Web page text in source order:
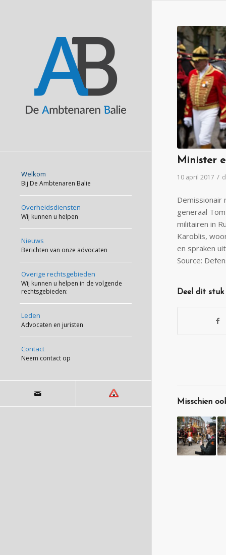
Welkom
Bij De Ambtenaren Balie
Overheidsdiensten
Wij kunnen u helpen
Nieuws
Berichten van onze advocaten
Overige rechtsgebieden
Wij kunnen u helpen in de volgende
rechtsgebieden:
Leden
Advocaten en juristen
Contact
Neem contact op
Minister
10 april 2017 /
Demissionair
generaal
militairen in
Karoblis,
en spraken
Source:
Deel dit stuk
Misschien